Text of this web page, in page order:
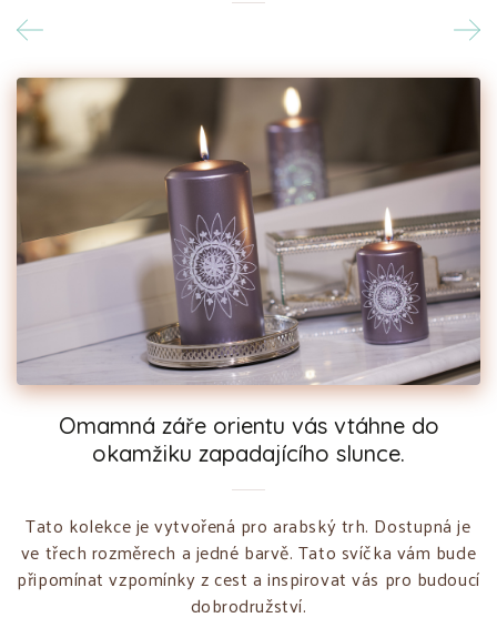
Omamná záře orientu vás vtáhne do
okamžiku zapadajícího slunce.
Tato kolekce je vytvořená pro arabský trh. Dostupná je
ve třech rozměrech a jedné barvě. Tato svíčka vám bude
připomínat vzpomínky z cest a inspirovat vás pro budoucí
dobrodružství.